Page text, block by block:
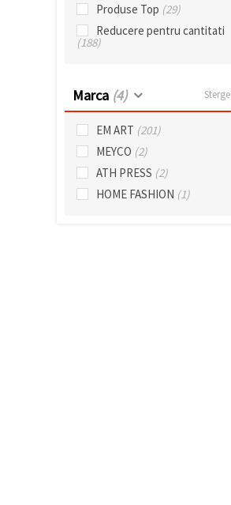
Produse Top (29)
Reducere pentru cantitati
(188)
Marca (4) Sterge
EM ART (201)
MEYCO (2)
ATH PRESS (2)
HOME FASHION (1)